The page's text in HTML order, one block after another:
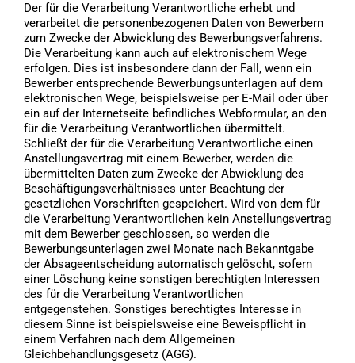
Der für die Verarbeitung Verantwortliche erhebt und
verarbeitet die personenbezogenen Daten von Bewerbern
zum Zwecke der Abwicklung des Bewerbungsverfahrens.
Die Verarbeitung kann auch auf elektronischem Wege
erfolgen. Dies ist insbesondere dann der Fall, wenn ein
Bewerber entsprechende Bewerbungsunterlagen auf dem
elektronischen Wege, beispielsweise per E-Mail oder über
ein auf der Internetseite befindliches Webformular, an den
für die Verarbeitung Verantwortlichen übermittelt.
Schließt der für die Verarbeitung Verantwortliche einen
Anstellungsvertrag mit einem Bewerber, werden die
übermittelten Daten zum Zwecke der Abwicklung des
Beschäftigungsverhältnisses unter Beachtung der
gesetzlichen Vorschriften gespeichert. Wird von dem für
die Verarbeitung Verantwortlichen kein Anstellungsvertrag
mit dem Bewerber geschlossen, so werden die
Bewerbungsunterlagen zwei Monate nach Bekanntgabe
der Absageentscheidung automatisch gelöscht, sofern
einer Löschung keine sonstigen berechtigten Interessen
des für die Verarbeitung Verantwortlichen
entgegenstehen. Sonstiges berechtigtes Interesse in
diesem Sinne ist beispielsweise eine Beweispflicht in
einem Verfahren nach dem Allgemeinen
Gleichbehandlungsgesetz (AGG).